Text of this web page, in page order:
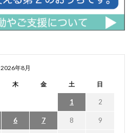
2026年8月
木 金 土 日
1 2
6 7 8 9